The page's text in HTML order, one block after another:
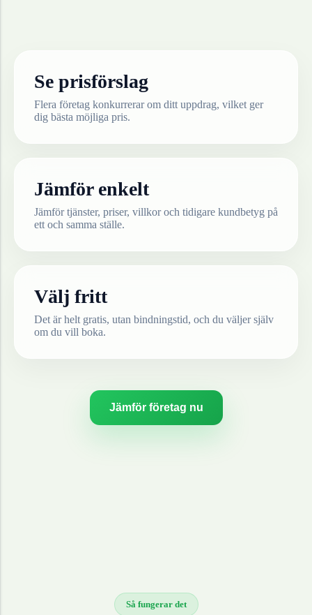
Se prisförslag
Flera företag konkurrerar om ditt uppdrag, vilket ger
dig bästa möjliga pris.
Jämför enkelt
Jämför tjänster, priser, villkor och tidigare kundbetyg på
ett och samma ställe.
Välj fritt
Det är helt gratis, utan bindningstid, och du väljer själv
om du vill boka.
Jämför företag nu
Så fungerar det